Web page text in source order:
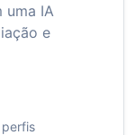
uma IA
e